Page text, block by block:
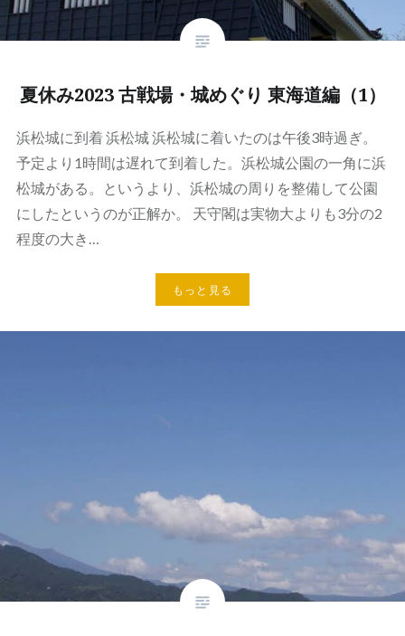
夏休み2023 古戦場・城めぐり 東海道編（1）
浜松城に到着 浜松城 浜松城に着いたのは午後3時過ぎ。
予定より1時間は遅れて到着した。浜松城公園の一角に浜
松城がある。というより、浜松城の周りを整備して公園
にしたというのが正解か。 天守閣は実物大よりも3分の2
程度の大き…
もっと見る